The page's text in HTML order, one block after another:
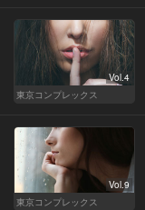
Vol.4
東京コンプレックス
Vol.9
東京コンプレックス